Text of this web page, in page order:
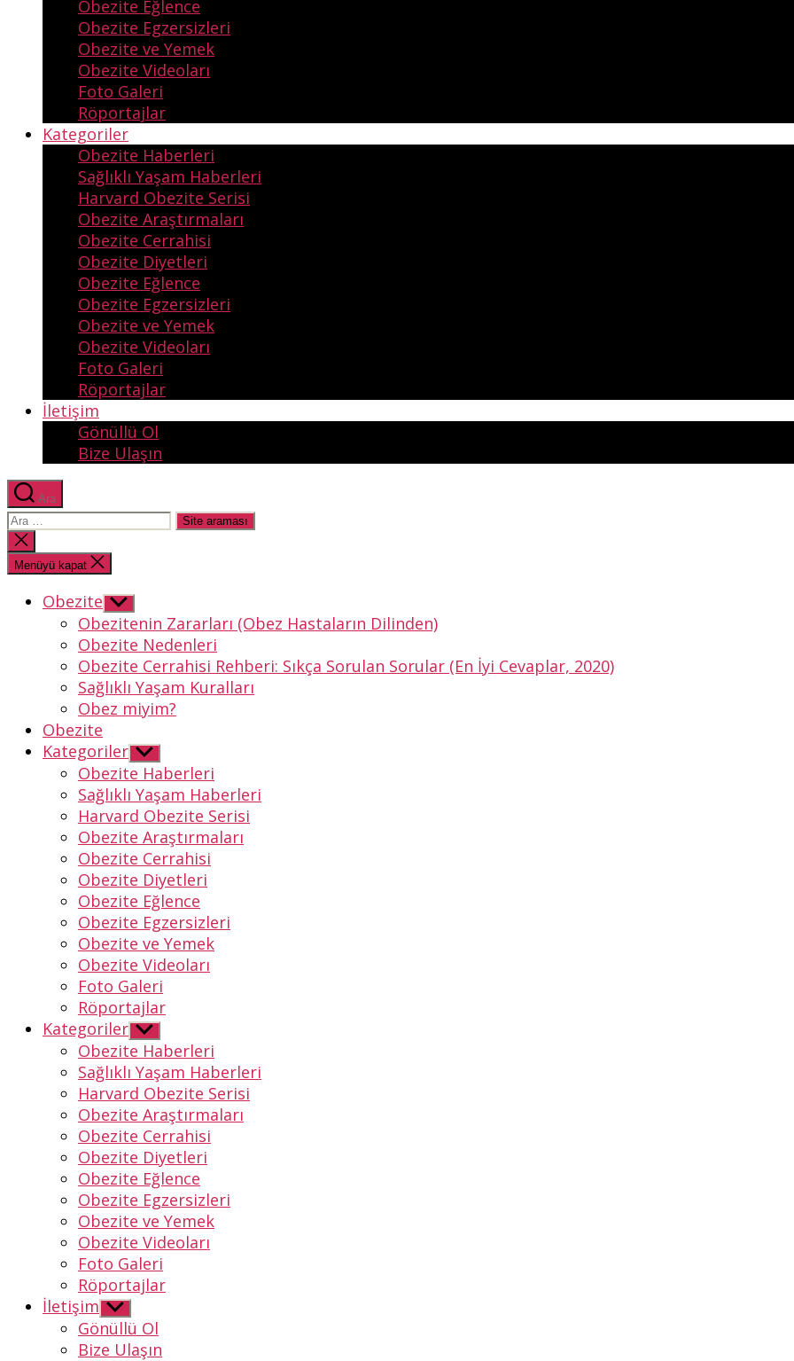
Obezite Eğlence
Obezite Egzersizleri
Obezite ve Yemek
Obezite Videoları
Foto Galeri
Röportajlar
Kategoriler
Obezite Haberleri
Sağlıklı Yaşam Haberleri
Harvard Obezite Serisi
Obezite Araştırmaları
Obezite Cerrahisi
Obezite Diyetleri
Obezite Eğlence
Obezite Egzersizleri
Obezite ve Yemek
Obezite Videoları
Foto Galeri
Röportajlar
İletişim
Gönüllü Ol
Bize Ulaşın
Ara
Arama
yap:
Aramayı
kapat
Menüyü kapat
Obezite Alt
menüyü
göster
Obezitenin Zararları (Obez Hastaların Dilinden)
Obezite Nedenleri
Obezite Cerrahisi Rehberi: Sıkça Sorulan Sorular (En İyi Cevaplar, 2020)
Sağlıklı Yaşam Kuralları
Obez miyim?
Obezite
Kategoriler Alt
menüyü
göster
Obezite Haberleri
Sağlıklı Yaşam Haberleri
Harvard Obezite Serisi
Obezite Araştırmaları
Obezite Cerrahisi
Obezite Diyetleri
Obezite Eğlence
Obezite Egzersizleri
Obezite ve Yemek
Obezite Videoları
Foto Galeri
Röportajlar
Kategoriler Alt
menüyü
göster
Obezite Haberleri
Sağlıklı Yaşam Haberleri
Harvard Obezite Serisi
Obezite Araştırmaları
Obezite Cerrahisi
Obezite Diyetleri
Obezite Eğlence
Obezite Egzersizleri
Obezite ve Yemek
Obezite Videoları
Foto Galeri
Röportajlar
İletişim Alt
menüyü
göster
Gönüllü Ol
Bize Ulaşın